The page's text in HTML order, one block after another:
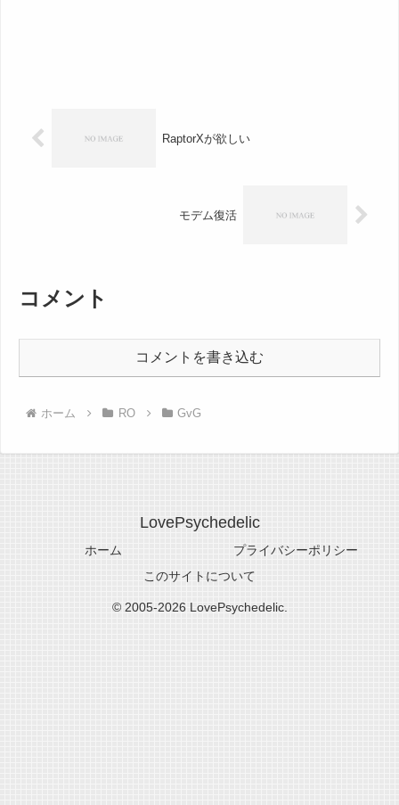
RaptorXが欲しい
モデム復活
コメント
コメントを書き込む
ホーム RO GvG
LovePsychedelic
ホーム
プライバシーポリシー
このサイトについて
© 2005-2026 LovePsychedelic.